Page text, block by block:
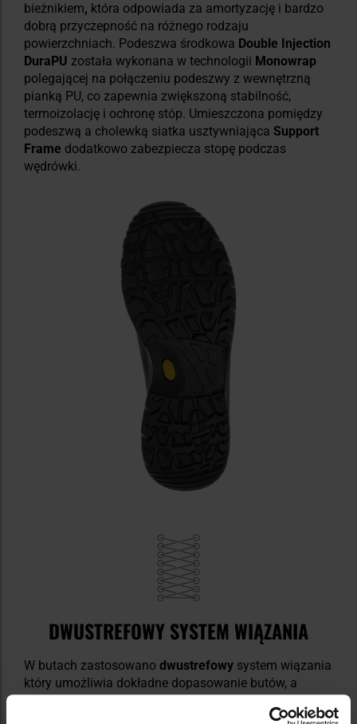
bieżnikiem, która odpowiada za amortyzację i bardzo
dobrą przyczepność na różnego rodzaju
powierzchniach. Podeszwa środkowa Double Injection
DuraPU została wykonana w technologii Monowrap
polegającej na połączeniu podeszwy z wewnętrzną
pianką PU, co zapewnia zwiększoną stabilność,
termoizolację i ochronę stóp. Umieszczona pomiędzy
podeszwą a cholewką siatka usztywniająca Support
Frame dodatkowo zabezpiecza stopę podczas
wędrówki.
DWUSTREFOWY SYSTEM WIĄZANIA
W butach zastosowano dwustrefowy system wiązania
który umożliwia dokładne dopasowanie butów, a